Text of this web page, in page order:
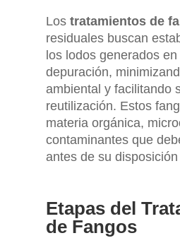
Los tratamientos de
residuales buscan
los lodos generados
depuración,
ambiental y facilitando
reutilización. Estos
materia orgánica,
contaminantes que
antes de su
Etapas del
de Fangos